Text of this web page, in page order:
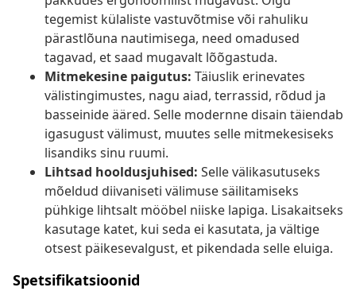
tegemist külaliste vastuvõtmise või rahuliku
pärastlõuna nautimisega, need omadused
tagavad, et saad mugavalt lõõgastuda.
Mitmekesine paigutus: Täiuslik erinevates
välistingimustes, nagu aiad, terrassid, rõdud ja
basseinide ääred. Selle modernne disain täiendab
igasugust välimust, muutes selle mitmekesiseks
lisandiks sinu ruumi.
Lihtsad hooldusjuhised: Selle välikasutuseks
mõeldud diivaniseti välimuse säilitamiseks
pühkige lihtsalt mööbel niiske lapiga. Lisakaitseks
kasutage katet, kui seda ei kasutata, ja vältige
otsest päikesevalgust, et pikendada selle eluiga.
Spetsifikatsioonid